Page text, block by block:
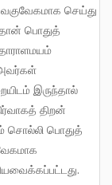
செய்து
பொதுத்
அவர்கள்
இருந்தால்
திறன்
சொல்லி பொதுத்